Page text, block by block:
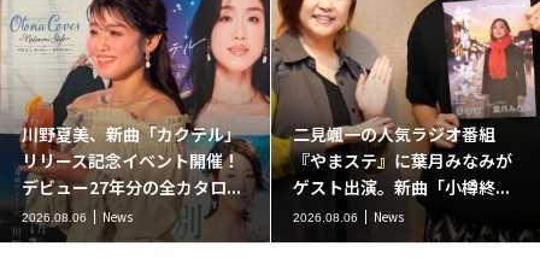
川野夏美、新曲「カクテル」
リリース記念イベント開催！
デビュー27年分の全カタロ...
2026.08.06 News
二見颯一の人気ラジオ番組
『やまステ』に葉月みなみが
ゲスト出演。新曲「小樽終...
2026.08.06 News